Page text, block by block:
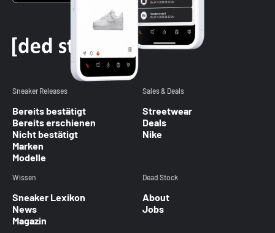
Sneaker Releases
Bereits bestätigt
Bereits erschienen
Nicht bestätigt
Marken
Modelle
Sales & Deals
Streetwear
Deals
Nike
Wissen
Sneaker Lexikon
News
Magazin
Dead Stock
About
Jobs